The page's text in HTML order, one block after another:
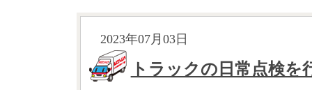
2023年07月03日
トラックの日常点検を